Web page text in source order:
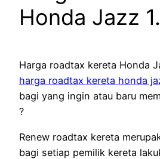
Honda Jazz
Harga roadtax kereta Honda
harga roadtax kereta honda
bagi yang ingin atau baru
?
Renew roadtax kereta
bagi setiap pemilik kereta